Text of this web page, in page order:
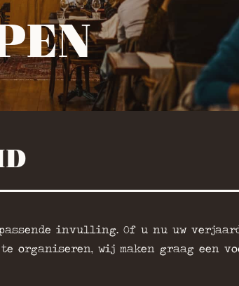
invulling. Of u nu uw
organiseren, wij maken graag een